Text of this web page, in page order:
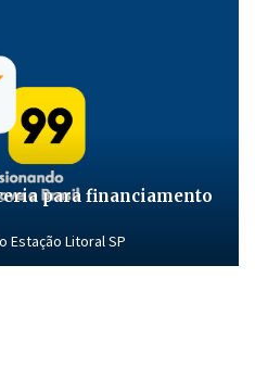
para financiamento
Estação Litoral SP